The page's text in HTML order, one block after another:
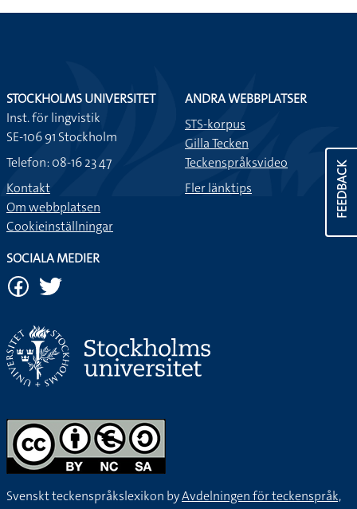
FEEDBACK
STOCKHOLMS UNIVERSITET
Inst. för lingvistik
SE-106 91 Stockholm
Telefon: 08-16 23 47
Kontakt
Om webbplatsen
Cookieinställningar
ANDRA WEBBPLATSER
STS-korpus
Gilla Tecken
Teckenspråksvideo
Fler länktips
SOCIALA MEDIER
Svenskt teckenspråkslexikon byAvdelningen för teckenspråk,